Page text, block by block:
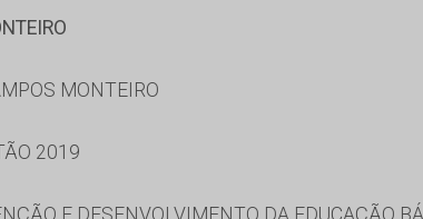
MONTEIRO
2019
E DESENVOLVIMENTO DA EDUCAÇÃO